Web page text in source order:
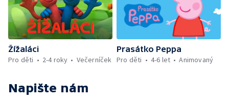
Žížaláci
Pro děti
2-4 roky Večerníček
Prasátko Peppa
Pro děti
4-6 let Animovaný
Napište nám